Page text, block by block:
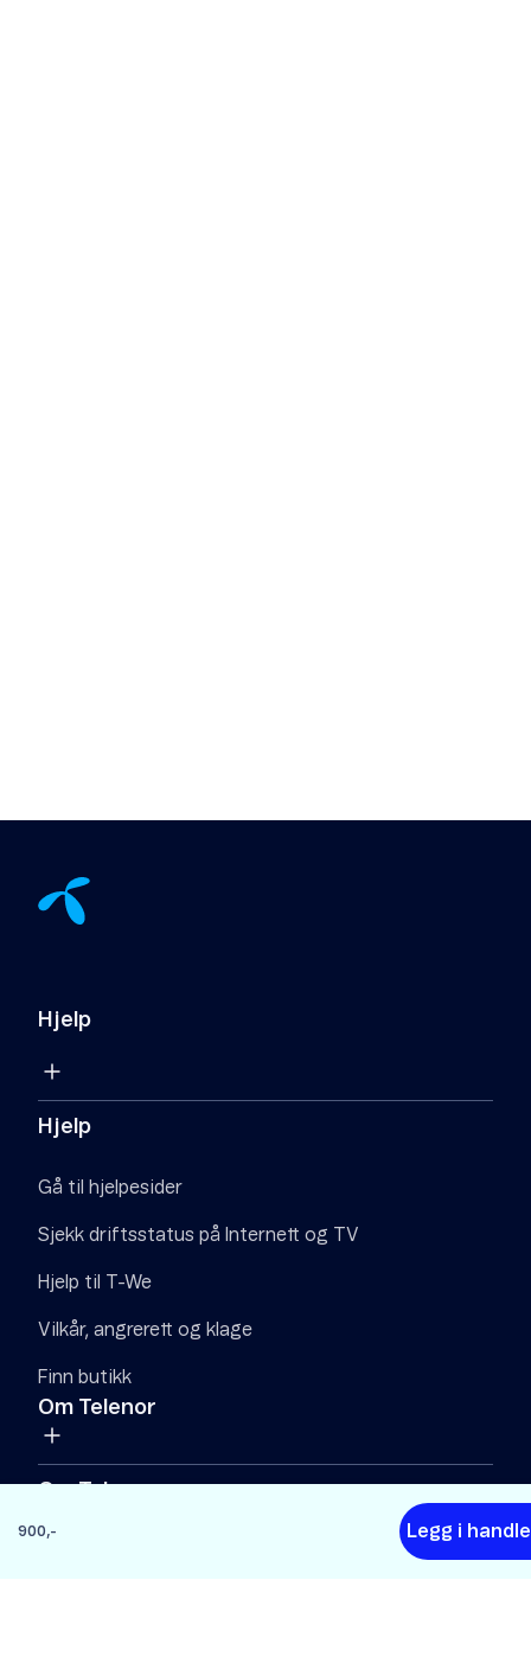
900,- Legg i
Hjelp
Hjelp
Gå til hjelpesider
Sjekk driftsstatus på Internett og TV
Hjelp til T-We
Vilkår, angrerett og klage
Finn butikk
Om Telenor
Om Telenor